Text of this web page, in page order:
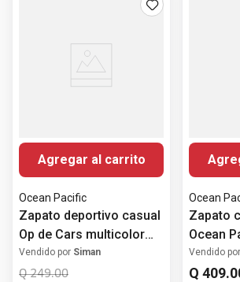
Agregar al carrito
Ocean Pacific
Zapato deportivo casual
Op de Cars multicolor
para niño
Vendido por Siman
Q 249.00
Ocean
Zapato
Ocean
blanco/
Vendido por
Q 409.